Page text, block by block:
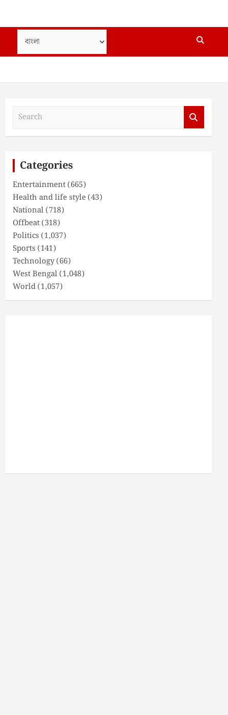
Categories
Entertainment(665)
Health and life style(43)
National(718)
Offbeat(318)
Politics (1,037)
Sports (141)
Technology(66)
West Bengal(1,048)
World(1,057)